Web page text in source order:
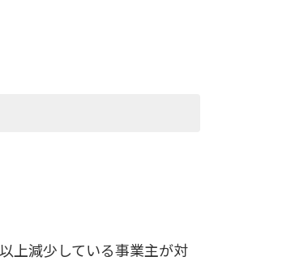
上減少している事業主が対